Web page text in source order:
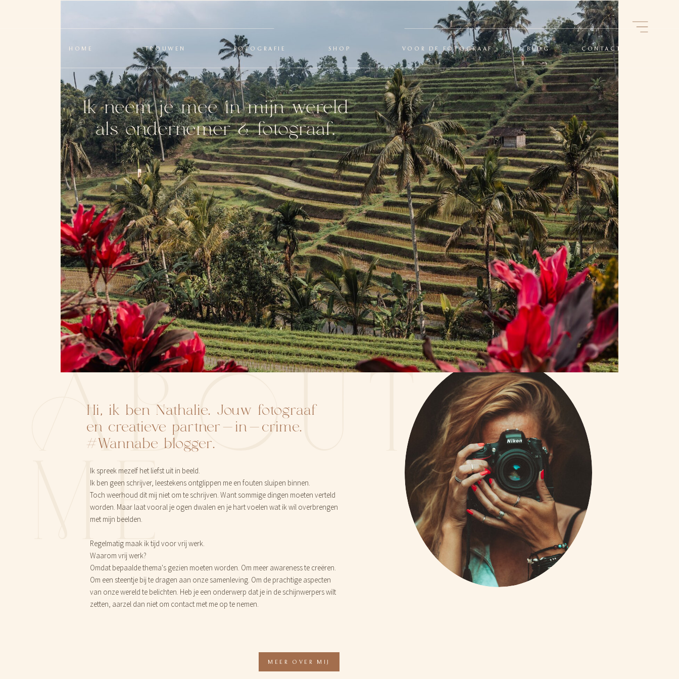
CONTACT
BLOG
VOOR DE FOTOGRAAF
SHOP
TROUWEN FOTOGRAFIE
HOME
Ik neem je mee in mijn wereld
als ondernemer & fotograaf.
ABOUT
ME
MEER OVER MIJ
Ik spreek mezelf het liefst uit in beeld.
Ik ben geen schrijver, leestekens ontglippen me en fouten sluipen binnen.
Toch weerhoud dit mij niet om te schrijven. Want sommige dingen moeten verteld
worden. Maar laat vooral je ogen dwalen en je hart voelen wat ik wil overbrengen
met mijn beelden.
Regelmatig maak ik tijd voor vrij werk.
Waarom vrij werk?
Omdat bepaalde thema's gezien moeten worden. Om meer awareness te creëren.
Om een steentje bij te dragen aan onze samenleving. Om de prachtige aspecten
van onze wereld te belichten. Heb je een onderwerp dat je in de schijnwerpers wilt
zetten, aarzel dan niet om contact met me op te nemen.
Hi, ik ben Nathalie. Jouw fotograaf
en creatieve partner-in-crime.
#Wannabe blogger.